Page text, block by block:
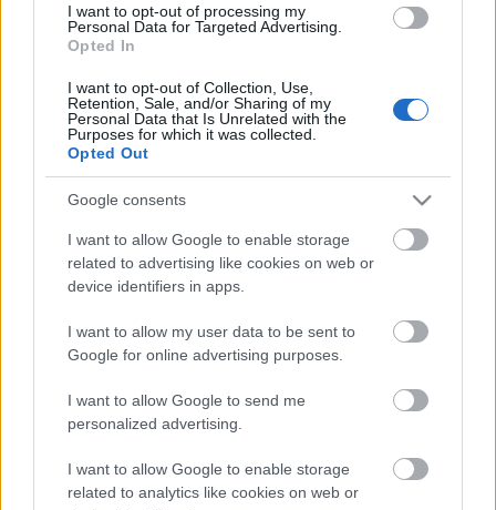
I want to opt-out of processing my
Personal Data for Targeted Advertising.
Opted In
I want to opt-out of Collection, Use,
Retention, Sale, and/or Sharing of my
Personal Data that Is Unrelated with the
Purposes for which it was collected.
Opted Out
Google consents
I want to allow Google to enable storage
related to advertising like cookies on web or
device identifiers in apps.
I want to allow my user data to be sent to
Google for online advertising purposes.
I want to allow Google to send me
personalized advertising.
I want to allow Google to enable storage
related to analytics like cookies on web or
Az eredeti tervek szerint 2018-ban kezdik el a
181 kilóra saccolja, aminek jelentős részét elemek,
akkumulátorok képezik. Nyilvánvalóan sokat
módosítanak még rajta, hiszen ekkora tömeggel